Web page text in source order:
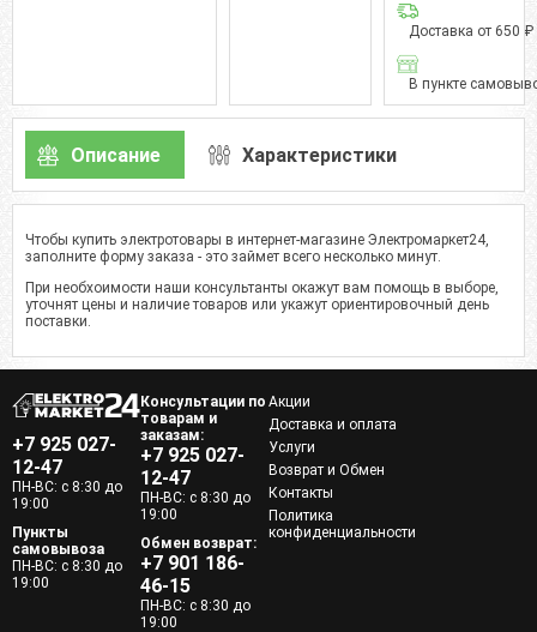
Доставка от 650 ₽
В пункте
Описание Характеристики
Чтобы купить электротовары в интернет-магазине Электромаркет24,
заполните форму заказа - это займет всего несколько минут.
При необхоимости наши консультанты окажут вам помощь в выборе,
уточнят цены и наличие товаров или укажут ориентировочный день
поставки.
+7 925 027-
12-47
ПН-ВС: с 8:30 до
19:00
Пункты
самовывоза
ПН-ВС: с 8:30 до
19:00
Консультации по
товарам и
заказам:
+7 925 027-
12-47
ПН-ВС: с 8:30 до
19:00
Обмен возврат:
+7 901 186-
46-15
ПН-ВС: с 8:30 до
19:00
Акции
Доставка и оплата
Услуги
Возврат и Обмен
Контакты
Политика
конфиденциальности